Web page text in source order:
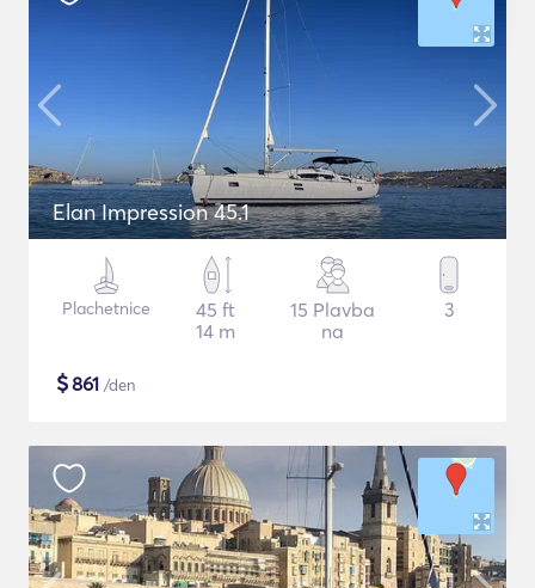
Elan Impression 45.1
Plachetnice
45 ft
14 m
15 Plavba
na
3
$861 /den